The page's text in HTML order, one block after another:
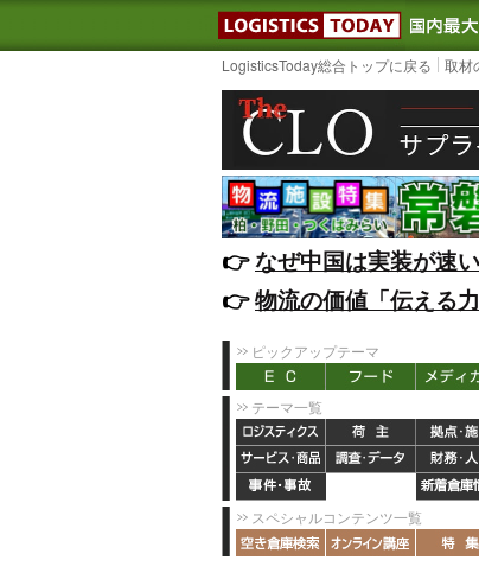
LogisticsToday総合トップに戻る 取材
👉️なぜ中国は実装が速
👉️物流の価値「伝える
ピックアップテーマ
テーマ一覧
スペシャルコンテンツ一覧